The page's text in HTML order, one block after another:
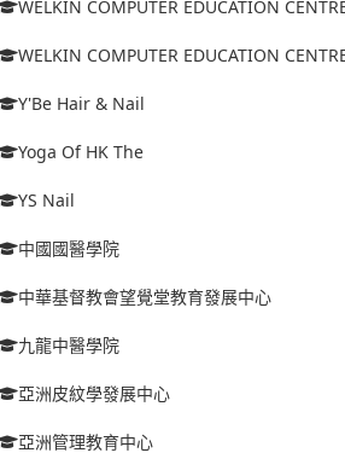
WELKIN COMPUTER EDUCATION
WELKIN COMPUTER EDUCATION
Y'Be Hair & Nail
Yoga Of HK The
YS Nail
中國國醫學院
中華基督教會望覺堂教育發展中心
九龍中醫學院
亞洲皮紋學發展中心
亞洲管理教育中心